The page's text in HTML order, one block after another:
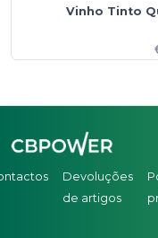
Vinho Tinto
Devoluções
de artigos